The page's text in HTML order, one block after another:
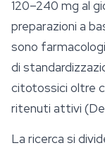
120–240 mg al
preparazioni a
sono
di
citotossici oltre
ritenuti attivi
La ricerca si